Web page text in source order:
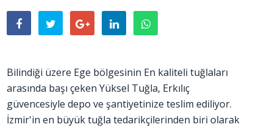
Bilindiği üzere Ege bölgesinin En kaliteli tuğlaları
arasında başı çeken Yüksel Tuğla, Erkılıç
güvencesiyle depo ve şantiyetinize teslim ediliyor.
İzmir'in en büyük tuğla tedarikçilerinden biri olarak